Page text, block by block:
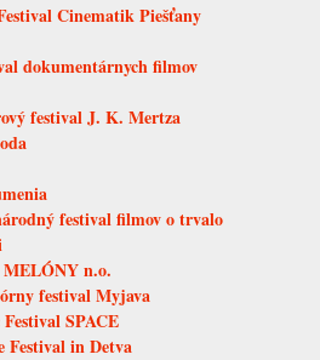
Cinematik Piešťany
dokumentárnych filmov
festival J. K. Mertza
festival filmov o trvalo
n.o.
festival Myjava
SPACE
Festival in Detva